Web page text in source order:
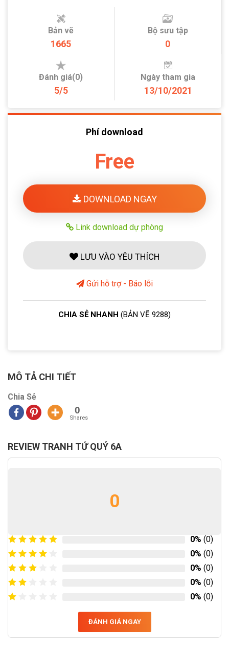
Bản vẽ
1665
Bộ sưu tập
0
Đánh giá(0)
5/5
Ngày tham gia
13/10/2021
Phí download
Free
DOWNLOAD NGAY
Link download dự phòng
LƯU VÀO YÊU THÍCH
Gửi hỗ trợ - Báo lỗi
CHIA SẺ NHANH (BẢN VẼ 9288)
MÔ TẢ CHI TIẾT
Chia Sẻ
0
Shares
REVIEW TRANH TỨ QUÝ 6A
0
0% (0)
0% (0)
0% (0)
0% (0)
0% (0)
ĐÁNH GIÁ NGAY